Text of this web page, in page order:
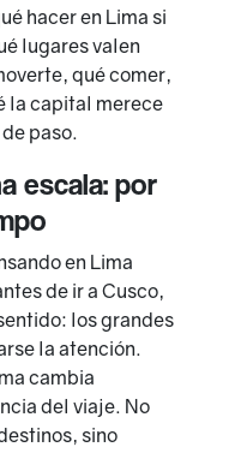
hacer en Lima si
lugares valen
qué comer,
la capital merece
paso.
escala: por
en Lima
de ir a Cusco,
los grandes
la atención.
cambia
del viaje. No
sino